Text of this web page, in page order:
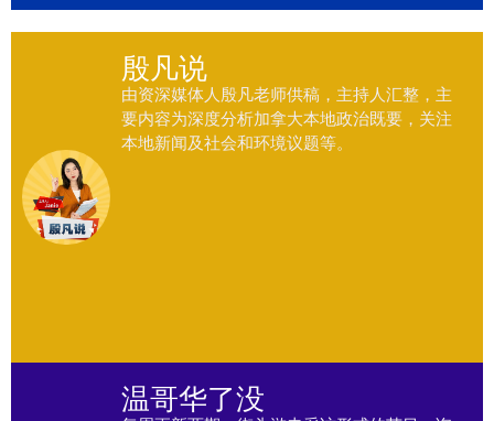
殷凡说
由资深媒体人殷凡老师供稿，主持人汇整，主
要内容为深度分析加拿大本地政治既要，关注
本地新闻及社会和环境议题等。
温哥华了没